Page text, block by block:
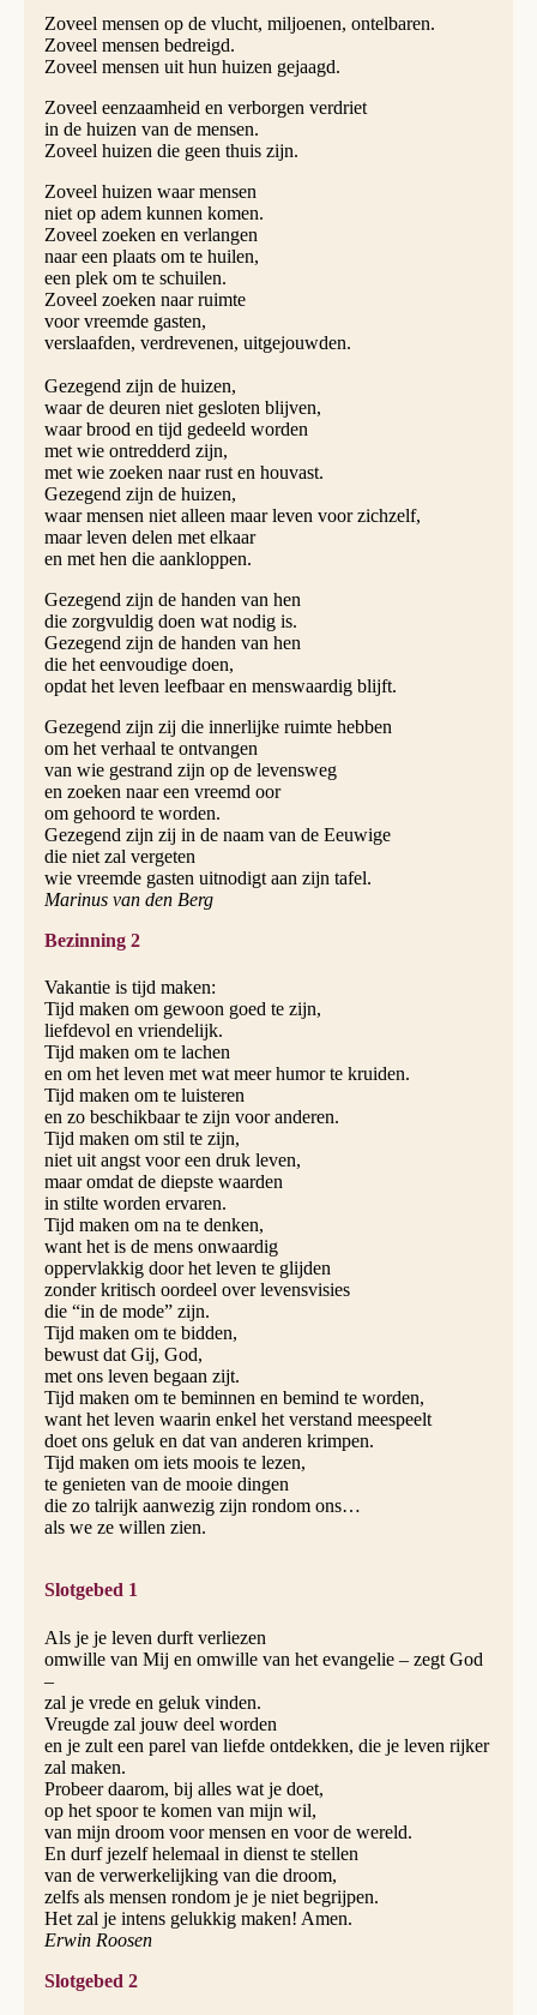
Zoveel mensen op de vlucht, miljoenen, ontelbaren.
Zoveel mensen bedreigd.
Zoveel mensen uit hun huizen gejaagd.
Zoveel eenzaamheid en verborgen verdriet
in de huizen van de mensen.
Zoveel huizen die geen thuis zijn.
Zoveel huizen waar mensen
niet op adem kunnen komen.
Zoveel zoeken en verlangen
naar een plaats om te huilen,
een plek om te schuilen.
Zoveel zoeken naar ruimte
voor vreemde gasten,
verslaafden, verdrevenen, uitgejouwden.
Gezegend zijn de huizen,
waar de deuren niet gesloten blijven,
waar brood en tijd gedeeld worden
met wie ontredderd zijn,
met wie zoeken naar rust en houvast.
Gezegend zijn de huizen,
waar mensen niet alleen maar leven voor zichzelf,
maar leven delen met elkaar
en met hen die aankloppen.
Gezegend zijn de handen van hen
die zorgvuldig doen wat nodig is.
Gezegend zijn de handen van hen
die het eenvoudige doen,
opdat het leven leefbaar en menswaardig blijft.
Gezegend zijn zij die innerlijke ruimte hebben
om het verhaal te ontvangen
van wie gestrand zijn op de levensweg
en zoeken naar een vreemd oor
om gehoord te worden.
Gezegend zijn zij in de naam van de Eeuwige
die niet zal vergeten
wie vreemde gasten uitnodigt aan zijn tafel.
Marinus van den Berg
Bezinning 2
Vakantie is tijd maken:
Tijd maken om gewoon goed te zijn,
liefdevol en vriendelijk.
Tijd maken om te lachen
en om het leven met wat meer humor te kruiden.
Tijd maken om te luisteren
en zo beschikbaar te zijn voor anderen.
Tijd maken om stil te zijn,
niet uit angst voor een druk leven,
maar omdat de diepste waarden
in stilte worden ervaren.
Tijd maken om na te denken,
want het is de mens onwaardig
oppervlakkig door het leven te glijden
zonder kritisch oordeel over levensvisies
die “in de mode” zijn.
Tijd maken om te bidden,
bewust dat Gij, God,
met ons leven begaan zijt.
Tijd maken om te beminnen en bemind te worden,
want het leven waarin enkel het verstand meespeelt
doet ons geluk en dat van anderen krimpen.
Tijd maken om iets moois te lezen,
te genieten van de mooie dingen
die zo talrijk aanwezig zijn rondom ons…
als we ze willen zien.
Slotgebed 1
Als je je leven durft verliezen
omwille van Mij en omwille van het evangelie – zegt God
–
zal je vrede en geluk vinden.
Vreugde zal jouw deel worden
en je zult een parel van liefde ontdekken, die je leven rijker
zal maken.
Probeer daarom, bij alles wat je doet,
op het spoor te komen van mijn wil,
van mijn droom voor mensen en voor de wereld.
En durf jezelf helemaal in dienst te stellen
van de verwerkelijking van die droom,
zelfs als mensen rondom je je niet begrijpen.
Het zal je intens gelukkig maken! Amen.
Erwin Roosen
Slotgebed 2